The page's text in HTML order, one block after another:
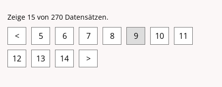
Zeige 15 von 270 Datensätzen.
< 5 6 7 8 9 10 11
12 13 14 >